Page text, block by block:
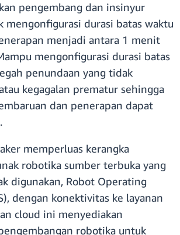
pengembang dan insinyur
mengonfigurasi durasi batas waktu
menjadi antara 1 menit
mengonfigurasi durasi batas
penundaan yang tidak
kegagalan prematur sehingga
dan penerapan dapat
memperluas kerangka
robotika sumber terbuka yang
digunakan, Robot Operating
dengan konektivitas ke layanan
cloud ini menyediakan
robotika untuk